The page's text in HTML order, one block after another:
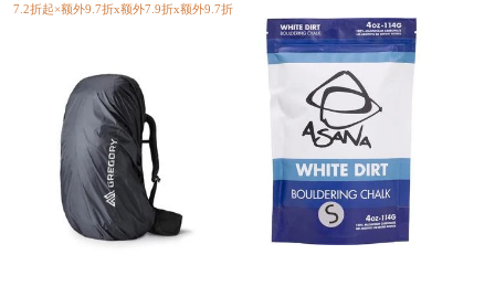
7.2折起×额外9.7折x额外7.9折x额外9.7折